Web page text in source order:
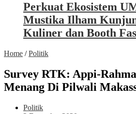
Perkuat Ekosistem
Mustika Ilham
Kuliner dan Booth
Home /Politik
Survey RTK: Appi-
Menang Di Pilwali
Politik